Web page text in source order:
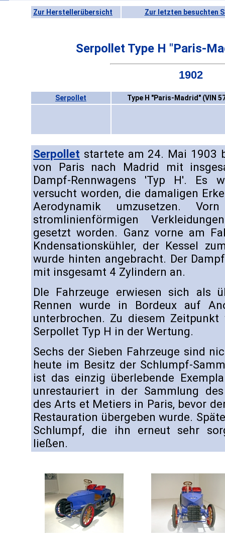
Zur Herstellerübersicht Zur letzten besuchten
Serpollet Type H "Paris-
1902
Serpollet Type H "Paris-Madrid" (VIN
Serpollet startete am 24. Mai 1903
von Paris nach Madrid mit
Dampf-Rennwagens 'Typ H'. Es
versucht worden, die damaligen
Aerodynamik umzusetzen.
stromlinienförmigen
gesetzt worden. Ganz vorne am
Kndensationskühler, der Kessel
wurde hinten angebracht. Der
mit insgesamt 4 Zylindern an.
DIe Fahrzeuge erwiesen sich als
Rennen wurde in Bordeux auf
unterbrochen. Zu diesem
Serpollet Typ H in der Wertung.
Sechs der Sieben Fahrzeuge sind
heute im Besitz der Schlumpf-
ist das einzig überlebende
unrestauriert in der Sammlung
des Arts et Metiers in Paris, bevor
Restauration übergeben wurde.
Schlumpf, die ihn erneut sehr
ließen.